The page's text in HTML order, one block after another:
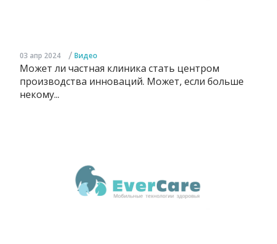
03 апр 2024 / Видео
Может ли частная клиника стать центром
производства инноваций. Может, если больше
некому...